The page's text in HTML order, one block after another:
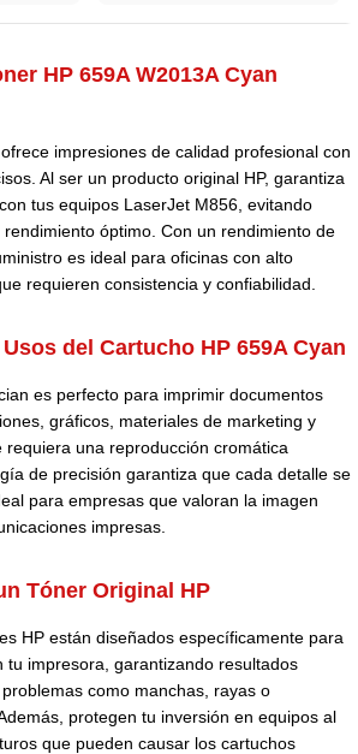
HP 659A W2013A Cyan
ofrece impresiones de calidad profesional con
Al ser un producto original HP, garantiza
tus equipos LaserJet M856, evitando
óptimo. Con un rendimiento de
es ideal para oficinas con alto
requieren consistencia y confiabilidad.
del Cartucho HP 659A Cyan
es perfecto para imprimir documentos
gráficos, materiales de marketing y
una reproducción cromática
de precisión garantiza que cada detalle se
para empresas que valoran la imagen
impresas.
Tóner Original HP
HP están diseñados específicamente para
tu impresora, garantizando resultados
como manchas, rayas o
protegen tu inversión en equipos al
que pueden causar los cartuchos